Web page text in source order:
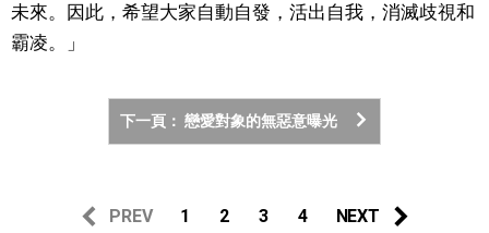
未來。因此，希望大家自動自發，活出自我，消滅歧視和
霸凌。」
下一頁： 戀愛對象的無惡意曝光
PREV 1 2 3 4 NEXT